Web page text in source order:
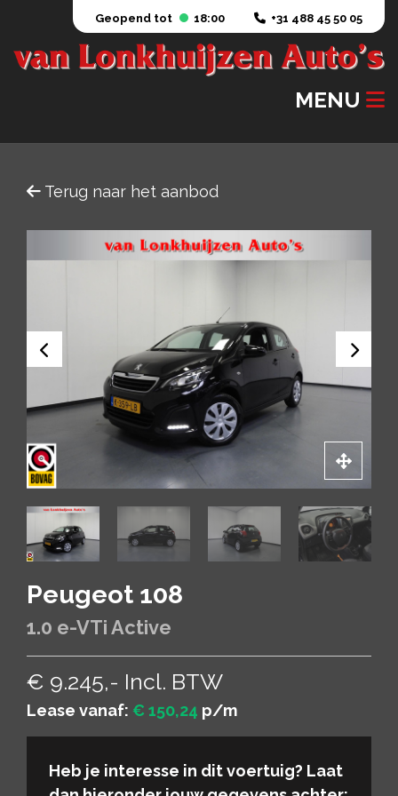
Geopend tot 18:00 +31 488 45 50 05
MENU
Terug naar het aanbod
Peugeot 108
1.0 e-VTi Active
€ 9.245,- Incl. BTW
Lease vanaf: € 150,24 p/m
Heb je interesse in dit voertuig? Laat